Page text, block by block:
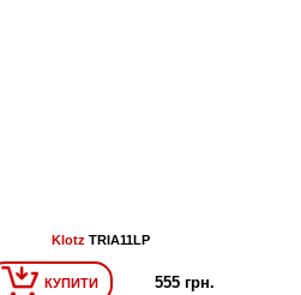
Klotz TRIA11LP
КУПИТИ 555 грн.